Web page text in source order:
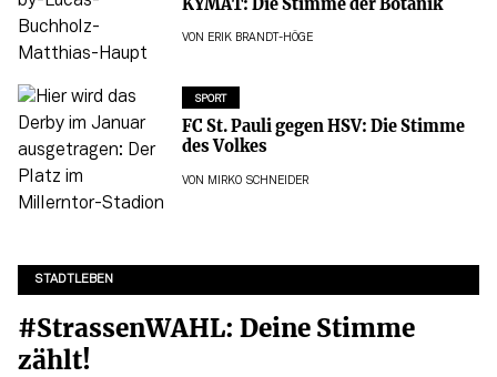
KYMAT: Die Stimme der Botanik
VON ERIK BRANDT-HÖGE
SPORT
FC St. Pauli gegen HSV: Die Stimme
des Volkes
VON MIRKO SCHNEIDER
STADTLEBEN
#StrassenWAHL: Deine Stimme
zählt!